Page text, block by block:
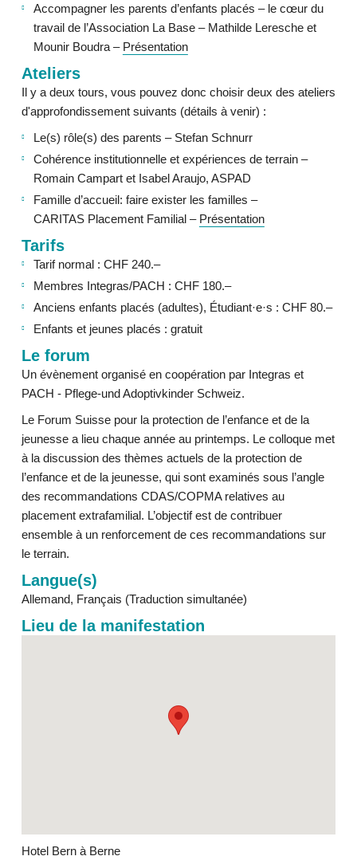
Accompagner les parents d’enfants placés – le cœur du
travail de l’Association La Base – Mathilde Leresche et
Mounir Boudra – Présentation
Ateliers
Il y a deux tours, vous pouvez donc choisir deux des ateliers
d'approfondissement suivants (détails à venir) :
Le(s) rôle(s) des parents – Stefan Schnurr
Cohérence institutionnelle et expériences de terrain –
Romain Campart et Isabel Araujo, ASPAD
Famille d’accueil: faire exister les familles –
CARITAS Placement Familial – Présentation
Tarifs
Tarif normal : CHF 240.–
Membres Integras/PACH : CHF 180.–
Anciens enfants placés (adultes), Étudiant·e·s : CHF 80.–
Enfants et jeunes placés : gratuit
Le forum
Un évènement organisé en coopération par Integras et
PACH - Pflege-und Adoptivkinder Schweiz.
Le Forum Suisse pour la protection de l’enfance et de la
jeunesse a lieu chaque année au printemps. Le colloque met
à la discussion des thèmes actuels de la protection de
l’enfance et de la jeunesse, qui sont examinés sous l’angle
des recommandations CDAS/COPMA relatives au
placement extrafamilial. L’objectif est de contribuer
ensemble à un renforcement de ces recommandations sur
le terrain.
Langue(s)
Allemand, Français (Traduction simultanée)
Lieu de la manifestation
Hotel Bern à Berne